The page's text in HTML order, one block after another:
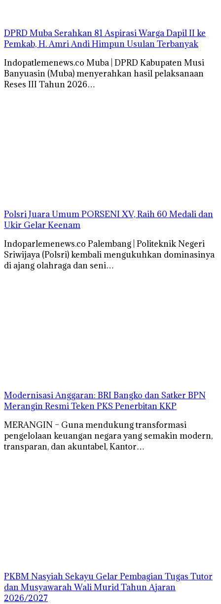
DPRD Muba Serahkan 81 Aspirasi Warga Dapil II ke
Pemkab, H. Amri Andi Himpun Usulan Terbanyak
Indopatlemenews.co Muba | DPRD Kabupaten Musi
Banyuasin (Muba) menyerahkan hasil pelaksanaan
Reses III Tahun 2026…
Polsri Juara Umum PORSENI XV, Raih 60 Medali dan
Ukir Gelar Keenam
Indoparlemenews.co Palembang | Politeknik Negeri
Sriwijaya (Polsri) kembali mengukuhkan dominasinya
di ajang olahraga dan seni…
Modernisasi Anggaran: BRI Bangko dan Satker BPN
Merangin Resmi Teken PKS Penerbitan KKP
MERANGIN – Guna mendukung transformasi
pengelolaan keuangan negara yang semakin modern,
transparan, dan akuntabel, Kantor…
PKBM Nasyiah Sekayu Gelar Pembagian Tugas Tutor
dan Musyawarah Wali Murid Tahun Ajaran
2026/2027